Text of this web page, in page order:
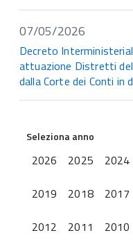
07/05/2026
Decreto
attuazione Distretti
dalla Corte dei Conti
Seleziona anno
2026 2025 2024
2019
2018 2017
2012
2011 2010